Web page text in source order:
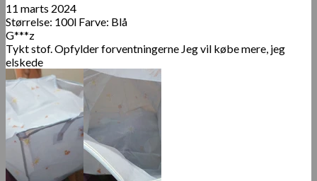
11 marts 2024
Størrelse: 100l Farve: Blå
G***z
Tykt stof. Opfylder forventningerne Jeg vil købe mere, jeg
elskede